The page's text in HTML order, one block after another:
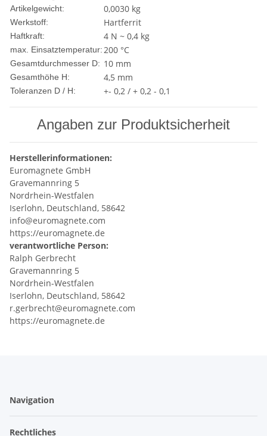
Artikelgewicht: 0,0030 kg
Werkstoff: Hartferrit
Haftkraft: 4 N ~ 0,4 kg
max. Einsatztemperatur:200 °C
Gesamtdurchmesser D: 10 mm
Gesamthöhe H: 4,5 mm
Toleranzen D / H: +- 0,2 / + 0,2 - 0,1
Angaben zur Produktsicherheit
Herstellerinformationen:
Euromagnete GmbH
Gravemannring 5
Nordrhein-Westfalen
Iserlohn, Deutschland, 58642
info@euromagnete.com
https://euromagnete.de
verantwortliche Person:
Ralph Gerbrecht
Gravemannring 5
Nordrhein-Westfalen
Iserlohn, Deutschland, 58642
r.gerbrecht@euromagnete.com
https://euromagnete.de
Navigation
Rechtliches